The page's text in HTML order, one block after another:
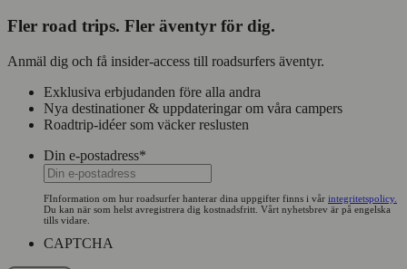
Fler road trips. Fler äventyr för dig.
Anmäl dig och få insider-access till roadsurfers äventyr.
Exklusiva erbjudanden före alla andra
Nya destinationer & uppdateringar om våra campers
Roadtrip-idéer som väcker reslusten
Din e-postadress*
FInformation om hur roadsurfer hanterar dina uppgifter finns i vår integritetspolicy.
Du kan när som helst avregistrera dig kostnadsfritt. Vårt nyhetsbrev är på engelska
tills vidare.
CAPTCHA